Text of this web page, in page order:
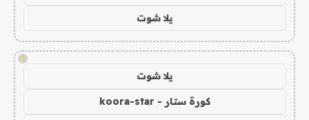
يلا شوت
!
يلا شوت
كورة ستار - koora-star